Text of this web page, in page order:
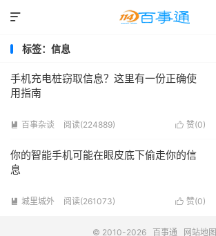

标签：信息
手机充电桩窃取信息？这里有一份正确使
用指南
 赞(0)
 百事杂谈 阅读(224889)
你的智能手机可能在眼皮底下偷走你的信
息
 赞(0)
 城里城外 阅读(261073)
© 2010-2026 百事通
网站地图